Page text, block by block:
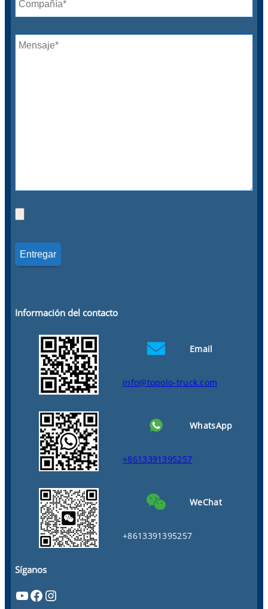
Información del contacto
Email
info@topolo-truck.com
WhatsApp
+8613391395257
WeChat
+8613391395257
Síganos
YouTube Facebook Instagram